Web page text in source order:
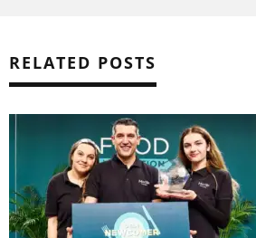
RELATED POSTS